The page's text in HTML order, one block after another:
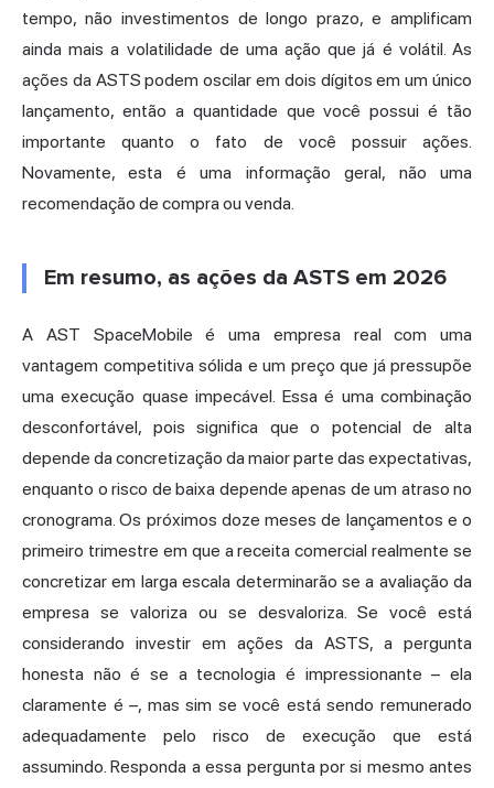
tempo, não investimentos de longo prazo, e amplificam
ainda mais a volatilidade de uma ação que já é volátil. As
ações da ASTS podem oscilar em dois dígitos em um único
lançamento, então a quantidade que você possui é tão
importante quanto o fato de você possuir ações.
Novamente, esta é uma informação geral, não uma
recomendação de compra ou venda.
Em resumo, as ações da ASTS em 2026
A AST SpaceMobile é uma empresa real com uma
vantagem competitiva sólida e um preço que já pressupõe
uma execução quase impecável. Essa é uma combinação
desconfortável, pois significa que o potencial de alta
depende da concretização da maior parte das expectativas,
enquanto o risco de baixa depende apenas de um atraso no
cronograma. Os próximos doze meses de lançamentos e o
primeiro trimestre em que a receita comercial realmente se
concretizar em larga escala determinarão se a avaliação da
empresa se valoriza ou se desvaloriza. Se você está
considerando investir em ações da ASTS, a pergunta
honesta não é se a tecnologia é impressionante – ela
claramente é –, mas sim se você está sendo remunerado
adequadamente pelo risco de execução que está
assumindo. Responda a essa pergunta por si mesmo antes